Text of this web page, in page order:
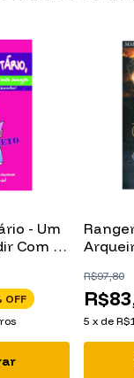
- Um
Com As
OFF
R$97,80
5 x de